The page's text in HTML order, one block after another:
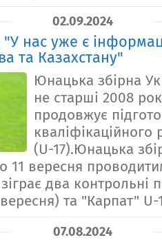
02.09.2024
нас уже є
та Казахстану"
Юнацька збірна
не старші 2008
продовжує
кваліфікаційного
(U-17).Юнацька
11 вересня
два
та "Карпат"
07.08.2024